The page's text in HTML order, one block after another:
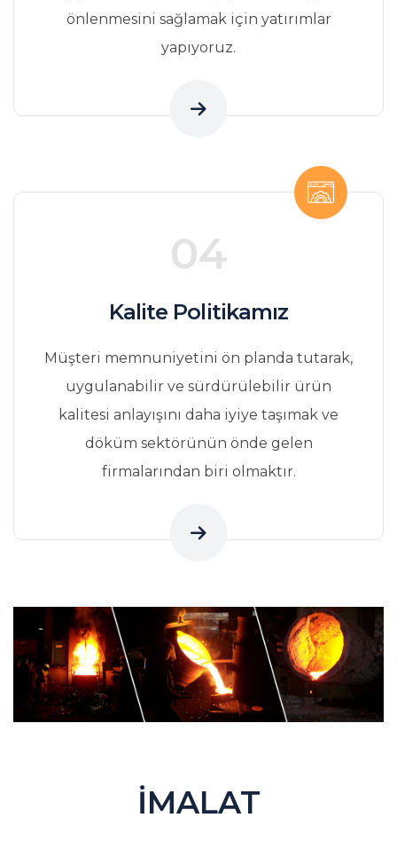
önlenmesini sağlamak için yatırımlar
yapıyoruz.
04
Kalite Politikamız
Müşteri memnuniyetini ön planda tutarak,
uygulanabilir ve sürdürülebilir ürün
kalitesi anlayışını daha iyiye taşımak ve
döküm sektörünün önde gelen
firmalarından biri olmaktır.
İMALAT